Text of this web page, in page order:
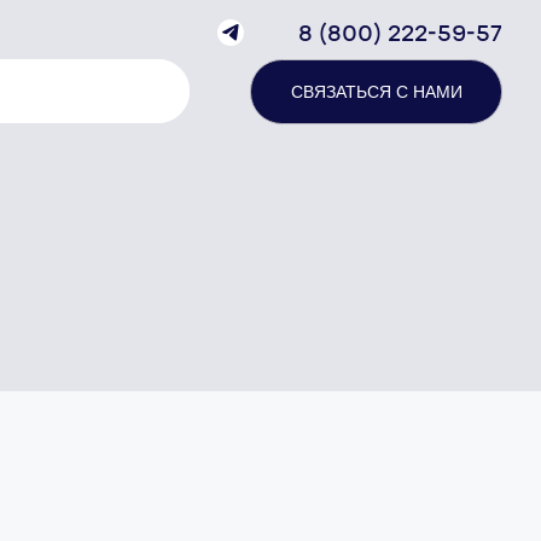
8 (800) 222-59-57
СВЯЗАТЬСЯ С НАМИ